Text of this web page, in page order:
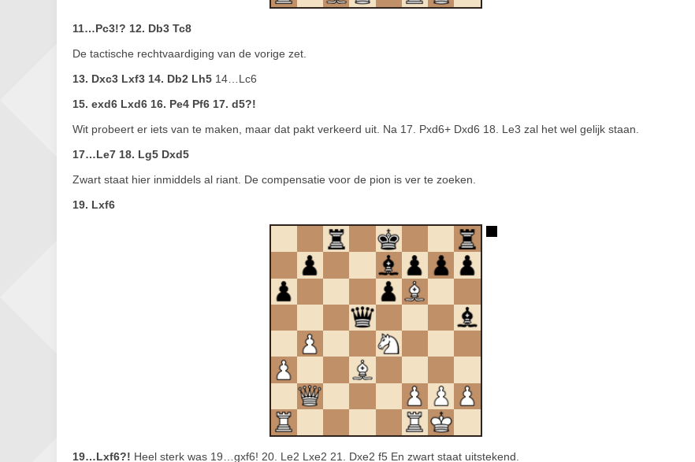
11…Pc3!? 12. Db3 Tc8
De tactische rechtvaardiging van de vorige zet.
13. Dxc3 Lxf3 14. Db2 Lh5 14…Lc6
15. exd6 Lxd6 16. Pe4 Pf6 17. d5?!
Wit probeert er iets van te maken, maar dat pakt verkeerd uit. Na 17. Pxd6+ Dxd6 18. Le3 zal het wel gelijk staan.
17…Le7 18. Lg5 Dxd5
Zwart staat hier inmiddels al riant. De compensatie voor de pion is ver te zoeken.
19. Lxf6
19…Lxf6?! Heel sterk was 19…gxf6! 20. Le2 Lxe2 21. Dxe2 f5 En zwart staat uitstekend.